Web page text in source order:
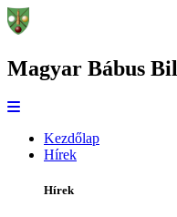
Magyar Bábus
Kezdőlap
Hírek
Hírek